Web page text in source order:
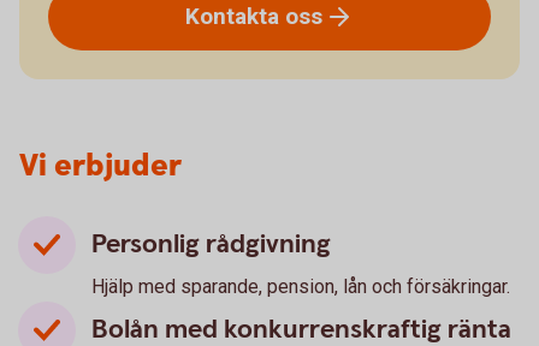
Kontakta oss
Vi erbjuder
Personlig rådgivning
Hjälp med sparande, pension, lån och försäkringar.
Bolån med konkurrenskraftig ränta